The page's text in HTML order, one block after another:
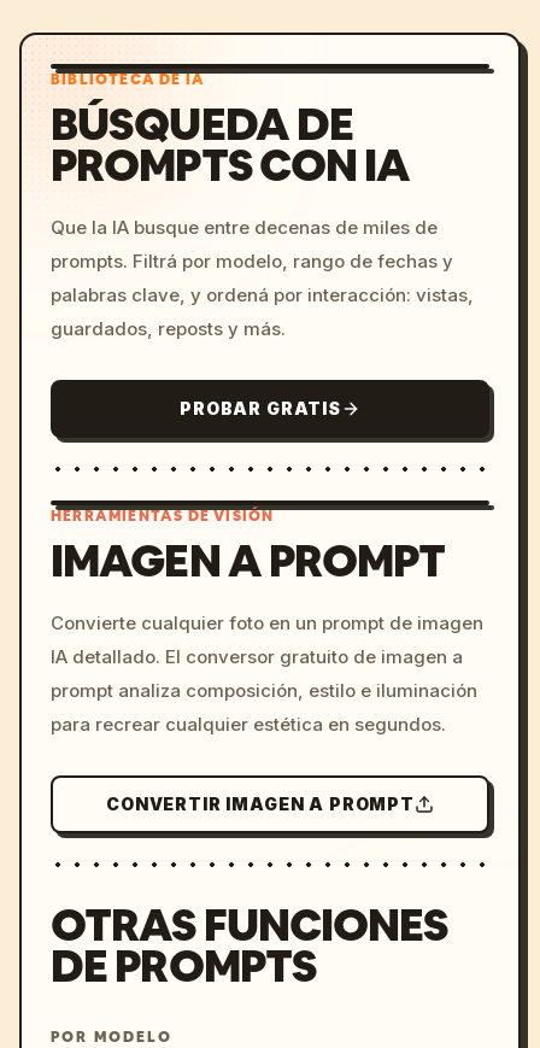
BIBLIOTECA DE IA
BÚSQUEDA DE
PROMPTS CON IA
Que la IA busque entre decenas de miles de
prompts. Filtrá por modelo, rango de fechas y
palabras clave, y ordená por interacción: vistas,
guardados, reposts y más.
PROBAR GRATIS
c, cyberpunk sunset, neon
colors, 8k --v 6.0
HERRAMIENTAS DE VISIÓN
IMAGEN A PROMPT
Convierte cualquier foto en un prompt de imagen
IA detallado. El conversor gratuito de imagen a
prompt analiza composición, estilo e iluminación
para recrear cualquier estética en segundos.
CONVERTIR IMAGEN A PROMPT
OTRAS FUNCIONES
DE PROMPTS
POR MODELO